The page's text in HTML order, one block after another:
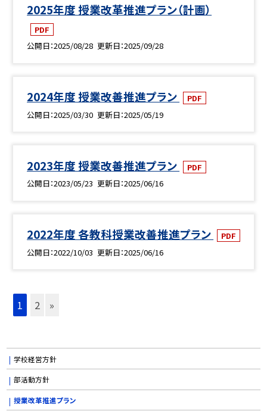
2025年度 授業改革推進プラン（計画）
PDF
公開日 2025/08/28 更新日 2025/09/28
2024年度 授業改善推進プラン
PDF
公開日 2025/03/30 更新日 2025/05/19
2023年度 授業改善推進プラン
PDF
公開日 2023/05/23 更新日 2025/06/16
2022年度 各教科授業改善推進プラン
PDF
公開日 2022/10/03 更新日 2025/06/16
1 2 »
学校経営方針
部活動方針
授業改革推進プラン